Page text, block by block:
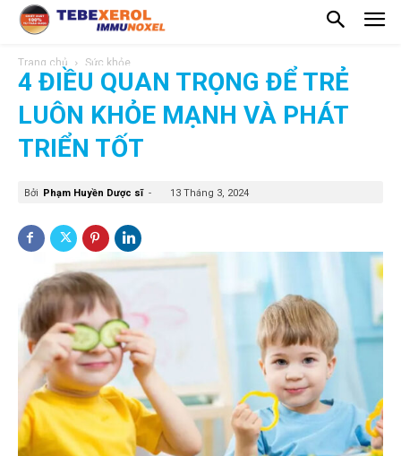
Trang chủ Sức khỏe
4 ĐIỀU QUAN TRỌNG ĐỂ TRẺ
LUÔN KHỎE MẠNH VÀ PHÁT
TRIỂN TỐT
Bởi Phạm Huyền Dược sĩ - 13 Tháng 3, 2024